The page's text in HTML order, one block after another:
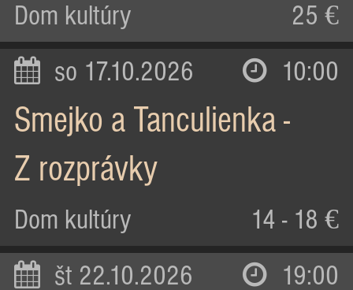
Dom kultúry 25 €
so 17.10.2026 10:00
Smejko a Tanculienka -
Z rozprávky
Dom kultúry 14 - 18 €
št 22.10.2026 19:00